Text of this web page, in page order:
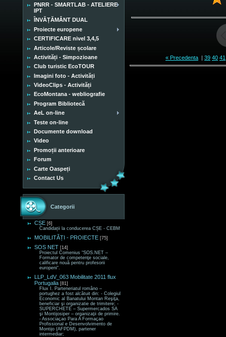
PNRR - SMARTLAB - ATELIERE
IPT
ÎNVĂȚĂMÂNT DUAL
Proiecte europene
CERTIFICARE nivel 3,4,5
Articole/Reviste școlare
Activități - Simpozioane
Club turistic EcoTOUR
Imagini foto - Activități
VideoClips - Activități
EcoMontana - webliografie
Program Bibliotecă
AeL on-line
Teste on-line
Documente download
Video
Promoții anterioare
Forum
Carte Oaspeți
Contact Us
Categorii
CȘE [6]
Candidații la conducerea CȘE - CEBM
MOBILITĂȚI - PROIECTE [75]
SOS NET [14]
Proiectul Comenius “SOS.NET –
Formator de competenţe sociale,
calificare nouă pentru profesorii
europeni“.
LLP_LdV_063 Mobilitate 2011 flux
Portugalia [81]
Flux I. Parteneriatul româno –
portughez a fost alcătuit din: - Colegiul
Economic al Banatului Montan Reşiţa,
beneficiar şi organizatie de trimitere; -
SUPERCHETE – Supermercados SA
şi Montijosiper – organizaţii de primire.
- Associaçao Para A Formaçao
Profissional e Desenvolvimento de
Montijo (AFPDM), partener
intermediar;
« Precedenta | 39 40 41